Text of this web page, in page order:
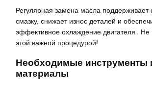
Регулярная замена масла поддерживает
смазку, снижает износ деталей и
эффективное охлаждение двигателя․ Не
этой важной процедурой!
Необходимые инструменты
материалы